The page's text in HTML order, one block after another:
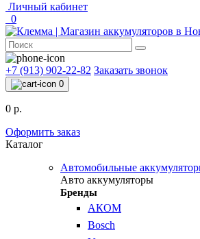
Личный кабинет
0
+7 (913) 902-22-82 Заказать звонок
0
0 р.
Оформить заказ
Каталог
Автомобильные
Авто аккумуляторы
Бренды
АКОМ
Bosch